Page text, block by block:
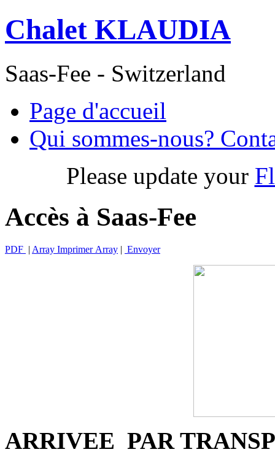
Chalet KLAUDIA
Saas-Fee - Switzerland
Page d'accueil
Qui sommes-nous?
Please update your
Accès à Saas-Fee
PDF | Array Imprimer Array | Envoyer
ARRIVEE PAR